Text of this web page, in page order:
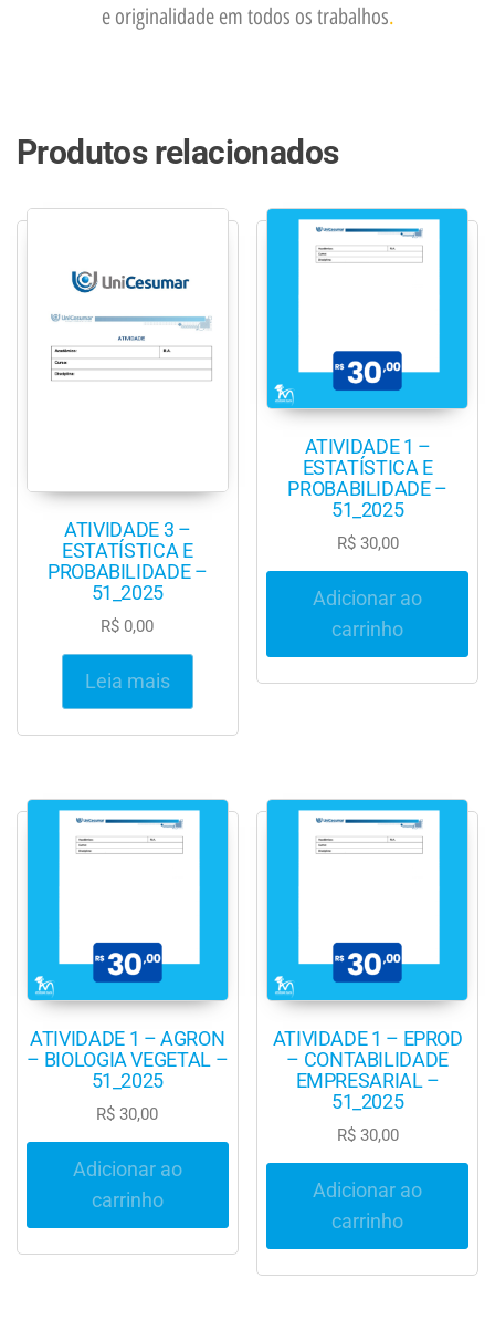
e originalidade em todos os trabalhos.
Produtos relacionados
ATIVIDADE 3 –
ESTATÍSTICA E
PROBABILIDADE –
51_2025
R$ 0,00
Leia mais
ATIVIDADE 1 –
ESTATÍSTICA E
PROBABILIDADE –
51_2025
R$30,00
Adicionar ao
carrinho
ATIVIDADE 1 – AGRON
– BIOLOGIA VEGETAL –
51_2025
R$ 30,00
Adicionar ao
carrinho
ATIVIDADE 1 – EPROD
– CONTABILIDADE
EMPRESARIAL –
51_2025
R$30,00
Adicionar ao
carrinho